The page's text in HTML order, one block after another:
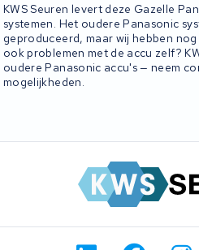
KWS Seuren levert deze Gazelle
systemen. Het oudere Panasonic
geproduceerd, maar wij hebben
ook problemen met de accu zelf?
oudere Panasonic accu's — neem
mogelijkheden.